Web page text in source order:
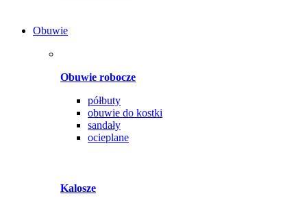
Obuwie
Obuwie robocze
półbuty
obuwie do kostki
sandały
ocieplane
Kalosze